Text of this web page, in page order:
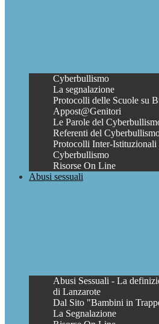
Cyberbullismo
La segnalazione
Protocolli delle Scuole su
Appost@Genitori
Le Parole del
Referenti del
Protocolli Inter-Istituzionali
Cyberbullismo
Risorse On Line
Abusi sessuali
Abusi Sessuali - La
di Lanzarote
Dal Sito "Bambini in
La Segnalazione